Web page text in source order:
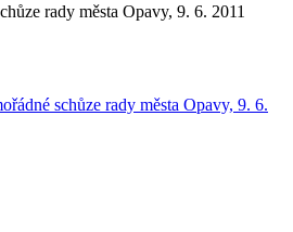
rady města Opavy, 9. 6. 2011
schůze rady města Opavy, 9. 6.